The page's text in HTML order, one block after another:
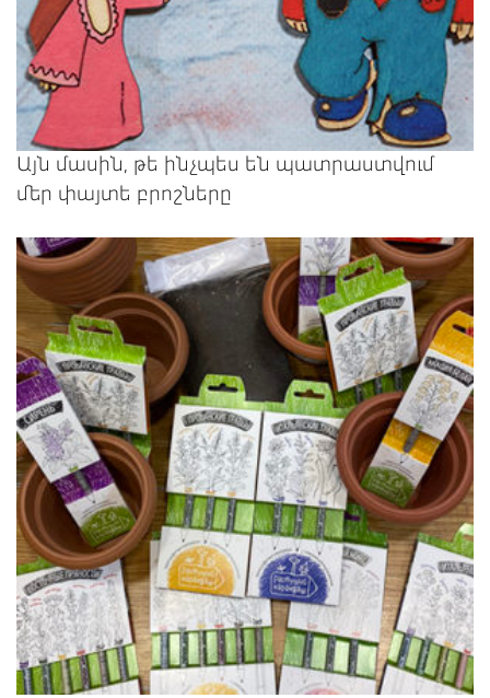
Այն մասին, թե ինչպես են պատրաստվում
մեր փայտե բրոշները